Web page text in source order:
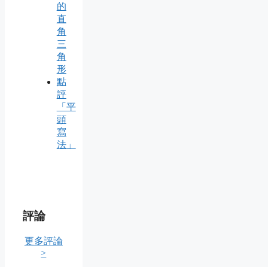
的
直
角
三
角
形
點
評
「平
頭
寫
法」
評論
更多評論
>